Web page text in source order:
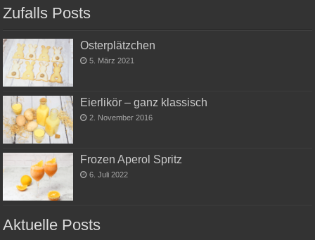
Zufalls Posts
Osterplätzchen
5. März 2021
Eierlikör – ganz klassisch
2. November 2016
Frozen Aperol Spritz
6. Juli 2022
Aktuelle Posts